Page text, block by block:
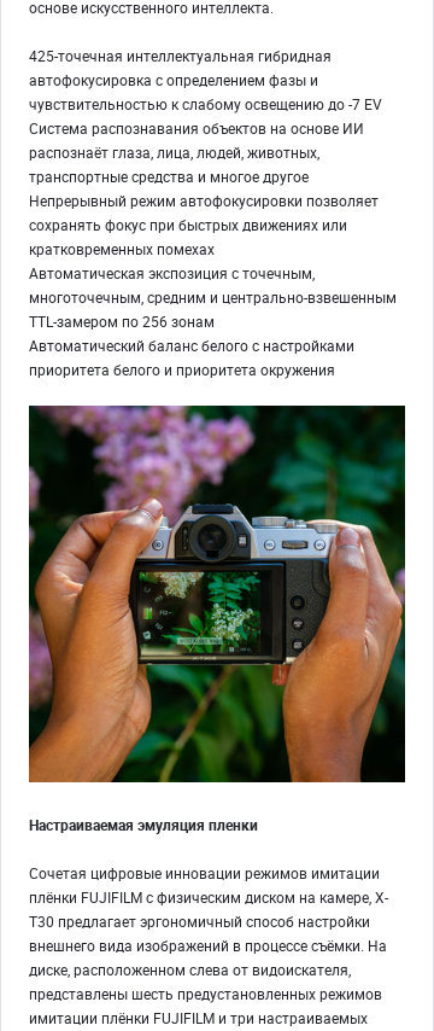
основе искусственного интеллекта.
425-точечная интеллектуальная гибридная
автофокусировка с определением фазы и
чувствительностью к слабому освещению до -7 EV
Система распознавания объектов на основе ИИ
распознаёт глаза, лица, людей, животных,
транспортные средства и многое другое
Непрерывный режим автофокусировки позволяет
сохранять фокус при быстрых движениях или
кратковременных помехах
Автоматическая экспозиция с точечным,
многоточечным, средним и центрально-взвешенным
TTL-замером по 256 зонам
Автоматический баланс белого с настройками
приоритета белого и приоритета окружения
Настраиваемая эмуляция пленки
Сочетая цифровые инновации режимов имитации
плёнки FUJIFILM с физическим диском на камере, X-
T30 предлагает эргономичный способ настройки
внешнего вида изображений в процессе съёмки. На
диске, расположенном слева от видоискателя,
представлены шесть предустановленных режимов
имитации плёнки FUJIFILM и три настраиваемых